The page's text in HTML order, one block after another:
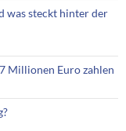
was steckt hinter der
Millionen Euro zahlen